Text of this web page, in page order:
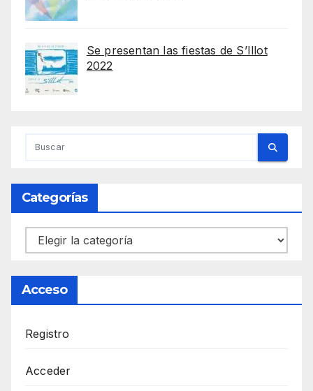
Se presentan las fiestas de S’Illot
2022
Categorías
Categorías
Acceso
Registro
Acceder